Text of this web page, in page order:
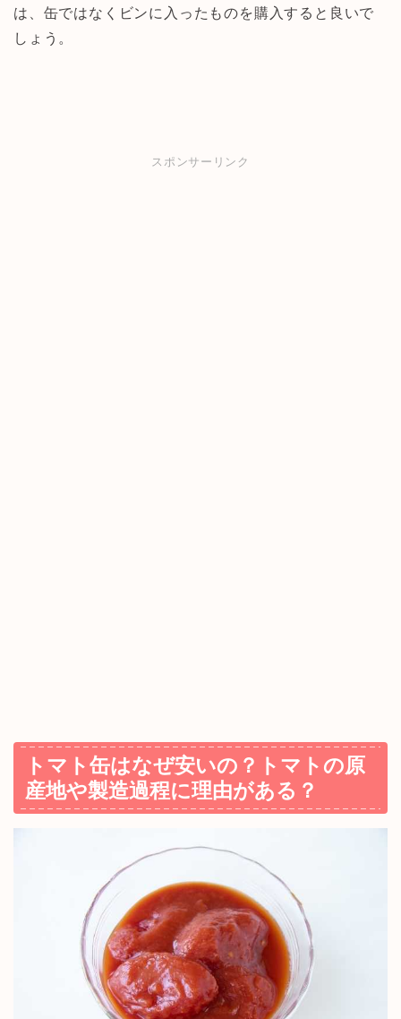
は、缶ではなくビンに入ったものを購入すると良いで
しょう。
スポンサーリンク
トマト缶はなぜ安いの？トマトの原
産地や製造過程に理由がある？